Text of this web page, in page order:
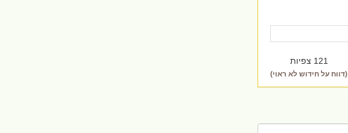
121 צפיות
(דווח על חידוש לא ראוי)